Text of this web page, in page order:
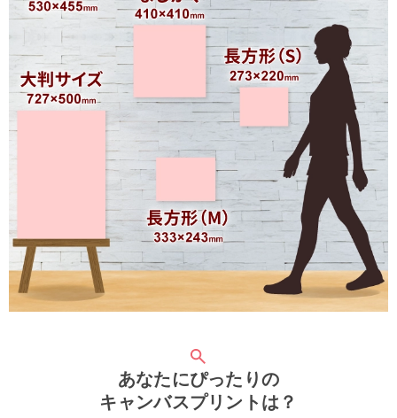
あなたにぴったりの
キャンバスプリントは？